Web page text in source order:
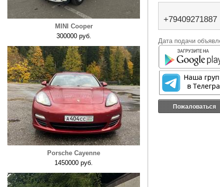
MINI Cooper
300000 руб.
Porsche Cayenne
1450000 руб.
+79409271887
Дата подачи
Пожаловаться